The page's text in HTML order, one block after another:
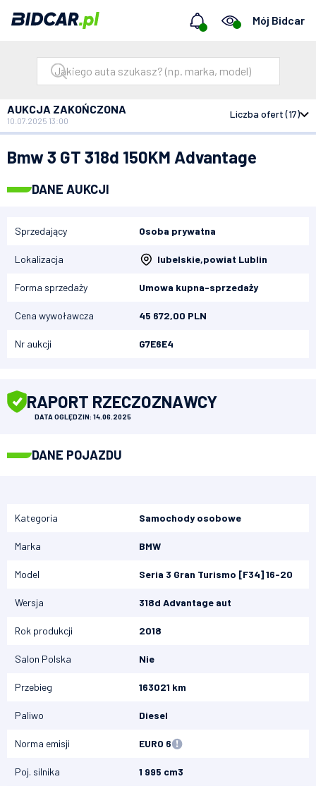
Mój Bidcar
Bidcar Aukcje
AUKCJA ZAKOŃCZONA
10.07.2025 13:00
Liczba ofert (17)
Bmw 3 GT 318d 150KM Advantage
DANE AUKCJI
Sprzedający Osoba prywatna
Lokalizacja lubelskie,powiat Lublin
Forma sprzedaży Umowa kupna-sprzedaży
Cena wywoławcza 45 672,00 PLN
Nr aukcji G7E6E4
RAPORT RZECZOZNAWCY
DATA OGLĘDZIN: 14.06.2025
DANE POJAZDU
Kategoria Samochody osobowe
Marka BMW
Model Seria 3 Gran Turismo [F34] 16-20
Wersja 318d Advantage aut
Rok produkcji 2018
Salon Polska Nie
Przebieg 163021 km
Paliwo Diesel
Norma emisji EURO 6
Poj. silnika 1 995 cm3